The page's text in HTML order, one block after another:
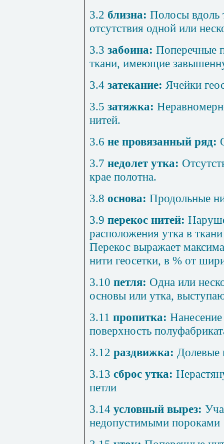
3.2 близна: Полосы вдоль
отсутствия одной или
3.3 забоина: Поперечные
ткани, имеющие
3.4 затекание: Ячейки
3.5 затяжка:
нитей.
3.6 не провязанный ряд:
3.7 недолет утка:
крае полотна.
3.8 основа: Продольные
3.9 перекос нитей:
расположения утка в
Перекос выражает
нити геосетки, в % от
3.10 петля: Одна или
основы или утка,
3.11 пропитка:
поверхность
3.12 раздвижка: Долевые
3.13 сброс утка:
петли
3.14 условный вырез:
недопустимыми пороками